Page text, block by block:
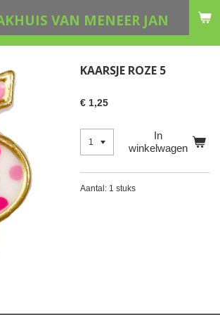
VAN MENEER JAN
KAARSJE ROZE 5
€ 1,25
In
winkelwagen
Aantal: 1 stuks